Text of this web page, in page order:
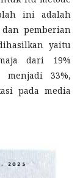
ini adalah
pemberian
yaitu
dari 19%
33%,
pada media